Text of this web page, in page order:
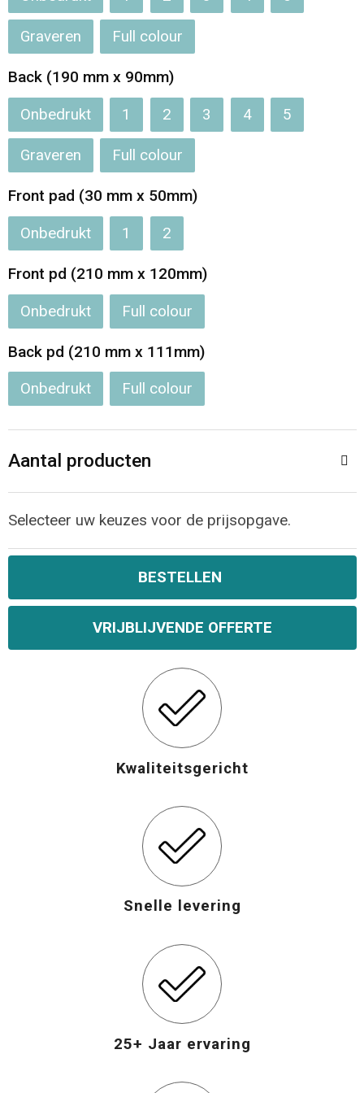
Been- en voetbescherming
Overalls
Schorten en Sloven
Regenkleding
Hygiëne en Persoonlijke verzorging
Koffers en Trolleys
Sporttassen
Boodschappentassen
Matrozentassen
Papieren tassen
Tablettassen
Heuptassen
Opvouwbare tassen
Strandtassen
Katoenen draagtassen
Rugzakken
Graveren Full colour
Back (190 mm x 90mm)
Onbedrukt 1 2 3 4 5
Graveren Full colour
Front pad (30 mm x 50mm)
Onbedrukt 1 2
Front pd (210 mm x 120mm)
Onbedrukt Full colour
Back pd (210 mm x 111mm)
Onbedrukt Full colour
Aantal producten
Selecteer uw keuzes voor de prijsopgave.
BESTELLEN
VRIJBLIJVENDE OFFERTE
Kwaliteitsgericht
Snelle levering
25+ Jaar ervaring